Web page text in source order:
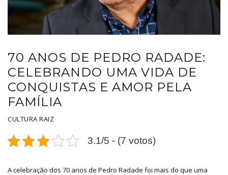
70 ANOS DE PEDRO RADADE:
CELEBRANDO UMA VIDA DE
CONQUISTAS E AMOR PELA
FAMÍLIA
CULTURA RAIZ
3.1/5 - (7 votos)
A celebração dos 70 anos de Pedro Radade foi mais do que uma